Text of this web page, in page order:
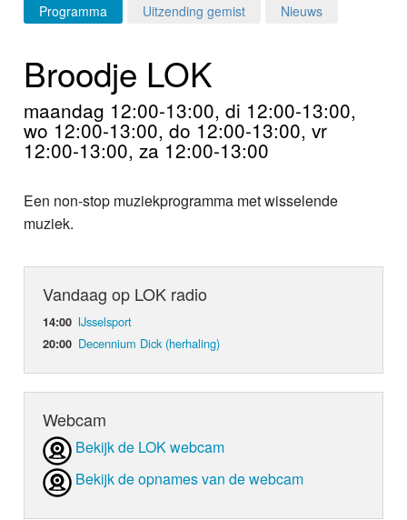
Login
Home
Programma's
Nieuws
Foto's
Webcam
Info
Programma Uitzending gemist Nieuws
Broodje LOK
maandag 12:00-13:00, di 12:00-13:00,
wo 12:00-13:00, do 12:00-13:00, vr
12:00-13:00, za 12:00-13:00
Een non-stop muziekprogramma met wisselende
muziek.
Vandaag op LOK radio
14:00 IJsselsport
20:00 Decennium Dick (herhaling)
Webcam
Bekijk de LOK webcam
Bekijk de opnames van de webcam